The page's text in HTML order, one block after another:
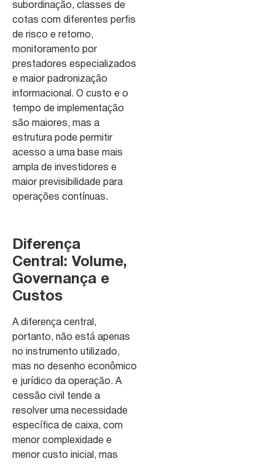
subordinação, classes de
cotas com diferentes perfis
de risco e retorno,
monitoramento por
prestadores especializados
e maior padronização
informacional. O custo e o
tempo de implementação
são maiores, mas a
estrutura pode permitir
acesso a uma base mais
ampla de investidores e
maior previsibilidade para
operações contínuas.
Diferença
Central: Volume,
Governança e
Custos
A diferença central,
portanto, não está apenas
no instrumento utilizado,
mas no desenho econômico
e jurídico da operação. A
cessão civil tende a
resolver uma necessidade
específica de caixa, com
menor complexidade e
menor custo inicial, mas